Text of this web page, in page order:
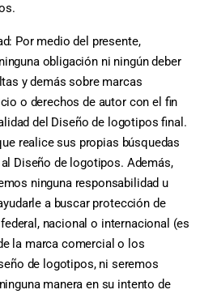
Por medio del presente,
obligación ni ningún deber
y demás sobre marcas
o derechos de autor con el fin
del Diseño de logotipos final.
realice sus propias búsquedas
Diseño de logotipos. Además,
ninguna responsabilidad u
a buscar protección de
nacional o internacional (es
la marca comercial o los
de logotipos, ni seremos
manera en su intento de